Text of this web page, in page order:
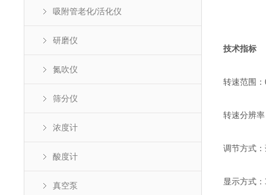
吸附管老化/活化仪
研磨仪
氮吹仪
筛分仪
浓度计
酸度计
真空泵
技术指标
转速范围
转速分辨
调节方式
显示方式